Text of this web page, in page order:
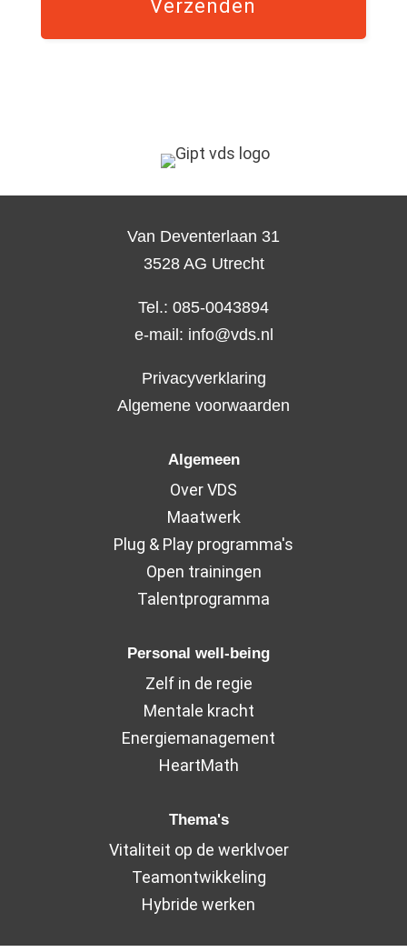
Van Deventerlaan 31
3528 AG Utrecht
Tel.: 085-0043894
e-mail: info@vds.nl
Privacyverklaring
Algemene voorwaarden
Algemeen
Over VDS
Maatwerk
Plug & Play programma's
Open trainingen
Talentprogramma
Personal well-being
Zelf in de regie
Mentale kracht
Energiemanagement
HeartMath
Thema's
Vitaliteit op de werklvoer
Teamontwikkeling
Hybride werken